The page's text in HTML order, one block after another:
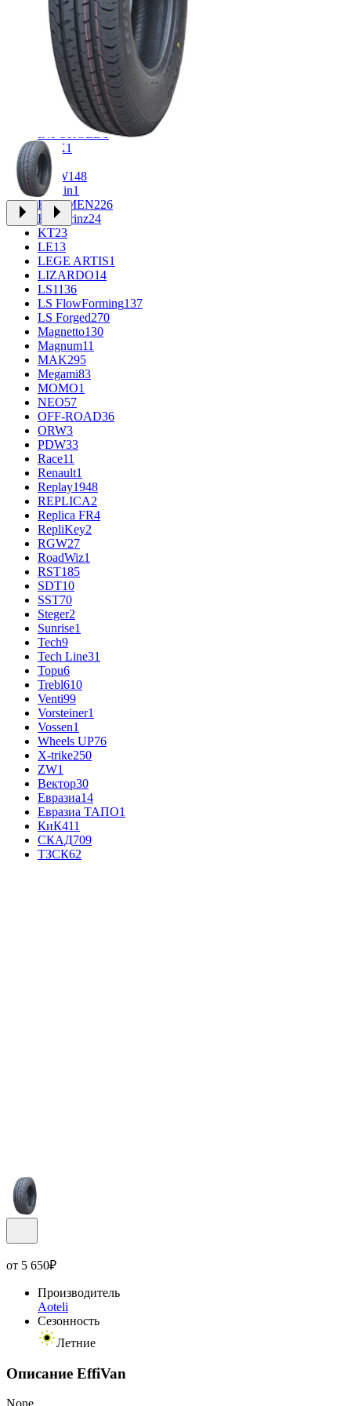
CROSS_STREET31
Eurodisk 1
FF33
FR REPLICA1
GR34
Grizzly 3
iFree965
iFree Original 49
INFORGED1
K&K1
K7
KDW148
Keskin1
KHOMEN226
Kronprinz24
KT23
LE13
LEGE ARTIS1
LIZARDO14
LS1136
LS FlowForming137
LS Forged270
Magnetto130
Magnum11
MAK295
Megami83
MOMO1
NEO57
OFF-ROAD36
ORW3
PDW33
Race11
Renault1
Replay1948
REPLICA2
Replica FR4
RepliKey2
RGW27
RoadWiz1
RST185
SDT10
SST70
Steger2
Sunrise1
Tech9
Tech Line31
Topu6
Trebl610
Venti99
Vorsteiner1
Vossen1
Wheels UP76
X-trike250
ZW1
Вектор30
Евразиа14
Евразиа ТАПО1
КиК411
СКАД709
ТЗСК62
от 5 650₽
Производитель
Aoteli
Сезонность
Летние
Описание EffiVan